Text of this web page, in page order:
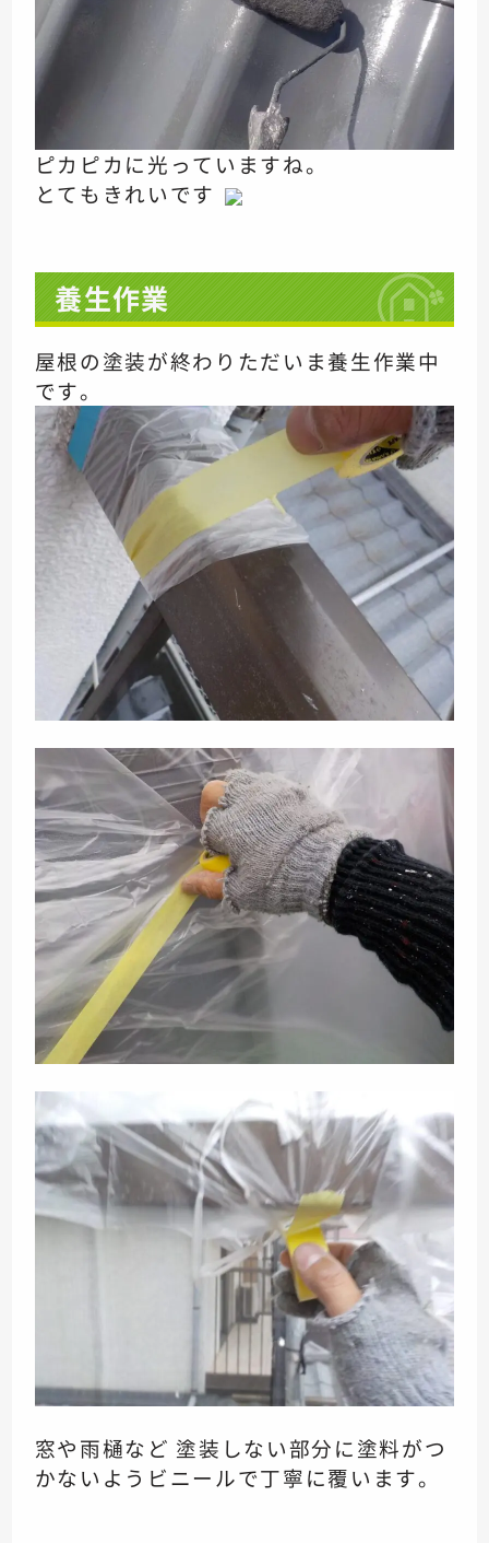
ピカピカに光っていますね。
とてもきれいです
養生作業
屋根の塗装が終わり ただいま養生作業中
です。
窓や雨樋など 塗装しない部分に塗料がつ
かないよう ビニールで丁寧に覆います。